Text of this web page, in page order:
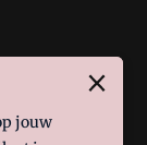
jouw